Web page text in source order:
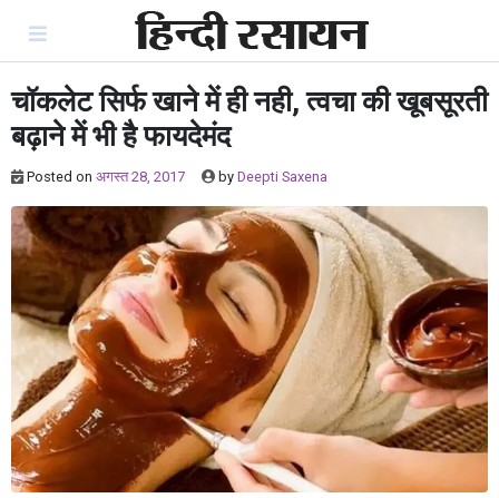
content
चॉकलेट सिर्फ खाने में ही नही, त्वचा की खूबसूरती
बढ़ाने में भी है फायदेमंद
Posted on अगस्त 28, 2017 by Deepti Saxena